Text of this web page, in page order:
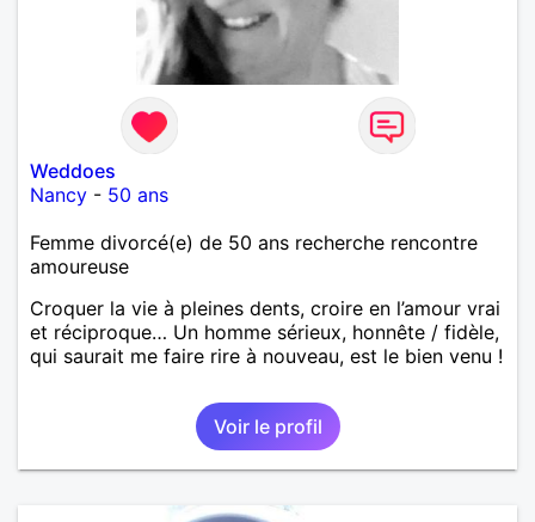
Weddoes
Nancy - 50 ans
Femme divorcé(e) de 50 ans recherche rencontre
amoureuse
Croquer la vie à pleines dents, croire en l’amour vrai
et réciproque… Un homme sérieux, honnête / fidèle,
qui saurait me faire rire à nouveau, est le bien venu !
Voir le profil